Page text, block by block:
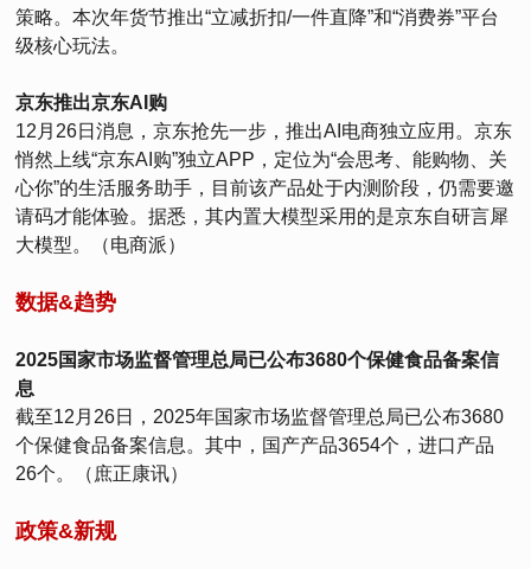
策略。本次年货节推出“立减折扣/一件直降”和“消费券”平台
级核心玩法。
京东推出京东AI购
12月26日消息，京东抢先一步，推出AI电商独立应用。京东
悄然上线“京东AI购”独立APP，定位为“会思考、能购物、关
心你”的生活服务助手，目前该产品处于内测阶段，仍需要邀
请码才能体验。据悉，其内置大模型采用的是京东自研言犀
大模型。（电商派）
数据&趋势
2025国家市场监督管理总局已公布3680个保健食品备案信
息
截至12月26日，2025年国家市场监督管理总局已公布3680
个保健食品备案信息。其中，国产产品3654个，进口产品
26个。（庶正康讯）
政策&新规